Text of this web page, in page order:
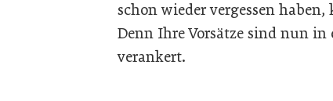
schon wieder vergessen
Denn Ihre Vorsätze sind nun
verankert.